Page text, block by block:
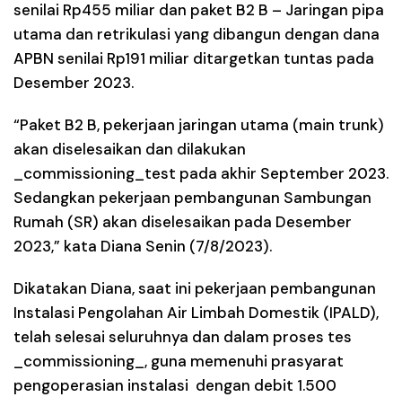
senilai Rp455 miliar dan paket B2 B – Jaringan pipa
utama dan retrikulasi yang dibangun dengan dana
APBN senilai Rp191 miliar ditargetkan tuntas pada
Desember 2023.
“Paket B2 B, pekerjaan jaringan utama (main trunk)
akan diselesaikan dan dilakukan
_commissioning_test pada akhir September 2023.
Sedangkan pekerjaan pembangunan Sambungan
Rumah (SR) akan diselesaikan pada Desember
2023,” kata Diana Senin (7/8/2023).
Dikatakan Diana, saat ini pekerjaan pembangunan
Instalasi Pengolahan Air Limbah Domestik (IPALD),
telah selesai seluruhnya dan dalam proses tes
_commissioning_, guna memenuhi prasyarat
pengoperasian instalasi dengan debit 1.500